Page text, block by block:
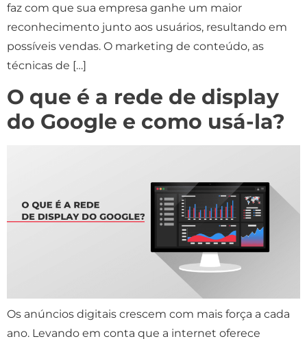
faz com que sua empresa ganhe um maior
reconhecimento junto aos usuários, resultando em
possíveis vendas. O marketing de conteúdo, as
técnicas de […]
O que é a rede de display
do Google e como usá-la?
Os anúncios digitais crescem com mais força a cada
ano. Levando em conta que a internet oferece